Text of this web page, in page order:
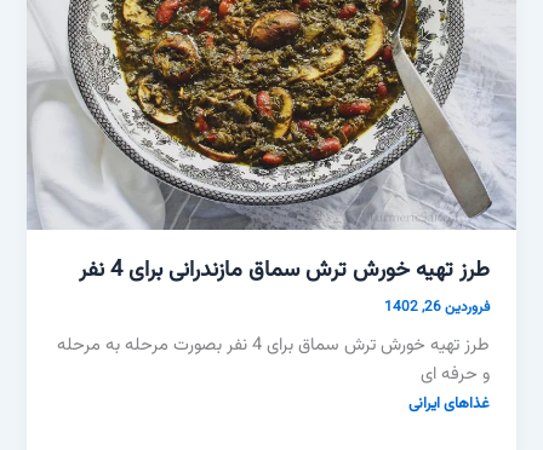
طرز تهیه خورش ترش سماق مازندرانی برای 4 نفر
فروردین 26, 1402
طرز تهیه خورش ترش سماق برای 4 نفر بصورت مرحله به مرحله
و حرفه ای
غذاهای ایرانی